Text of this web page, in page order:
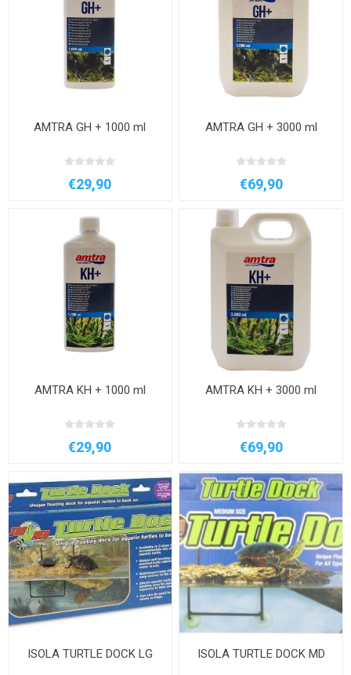
AMTRA GH + 1000 ml
€29,90
AMTRA GH + 3000 ml
€69,90
AMTRA KH + 1000 ml
€29,90
AMTRA KH + 3000 ml
€69,90
ISOLA TURTLE DOCK LG ISOLA TURTLE DOCK MD